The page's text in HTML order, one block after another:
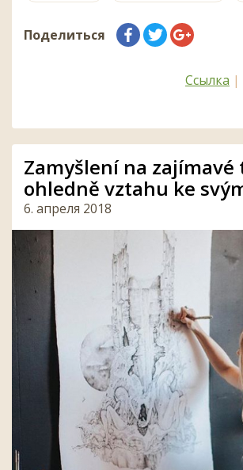
Поделиться
Ссылка |
Zamyšlení na zajímavé
ohledně vztahu ke
6. апреля 2018